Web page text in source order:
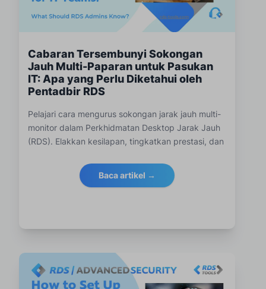
Cabaran Tersembunyi Sokongan
Jauh Multi-Paparan untuk Pasukan
IT: Apa yang Perlu Diketahui oleh
Pentadbir RDS
Pelajari cara mengurus sokongan jarak jauh multi-
monitor dalam Perkhidmatan Desktop Jarak Jauh
(RDS). Elakkan kesilapan, tingkatkan prestasi, dan
dengan berkesan.
Baca artikel →